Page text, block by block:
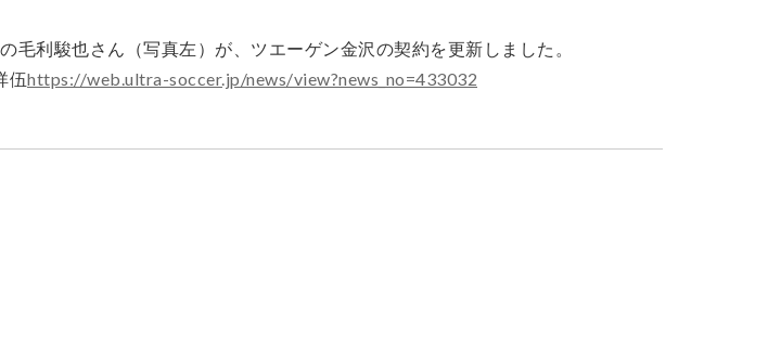
毛利駿也さん（写真左）が、ツエーゲン金沢の契約を更新しました。
https://web.ultra-soccer.jp/news/view?news_no=433032